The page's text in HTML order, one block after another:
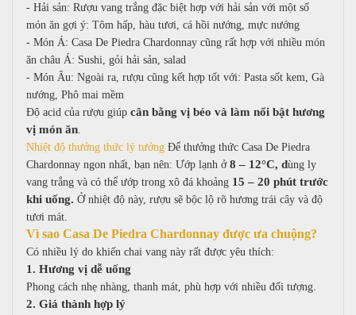
-Hải sản:Rượu vang trắng đặc biệt hợp với hải sản với một số
món ăn gợi ý:Tôm hấp, hàu tươi, cá hồi nướng, mực nướng
- Món Á:Casa De Piedra Chardonnay cũng rất hợp với nhiều món
ăn châu Á: Sushi, gỏi hải sản, salad
-Món Âu:Ngoài ra, rượu cũng kết hợp tốt với:Pasta sốt kem,Gà
nướng,Phô mai mềm
Độ acid của rượu giúpcân bằng vị béo và làm nổi bật hương
vị món ăn.
Nhiệt độ thưởng thức lý tưởngĐể thưởng thức Casa De Piedra
Chardonnay ngon nhất, bạn nên:Ướp lạnh ở8 – 12°C, dùng ly
vang trắng và có thể ướp trong xô đá khoảng 15 – 20 phút trước
khi uống.Ở nhiệt độ này, rượu sẽ bộc lộ rõ hương trái cây và độ
tươi mát.
Vì sao Casa De Piedra Chardonnay được ưa chuộng?
Có nhiều lý do khiến chai vang này rất được yêu thích:
1. Hương vị dễ uống
Phong cách nhẹ nhàng, thanh mát, phù hợp với nhiều đối tượng.
2. Giá thành hợp lý